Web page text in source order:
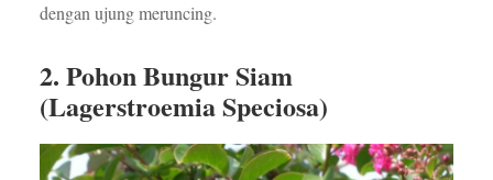
dengan ujung meruncing.
2. Pohon Bungur Siam
(Lagerstroemia Speciosa)